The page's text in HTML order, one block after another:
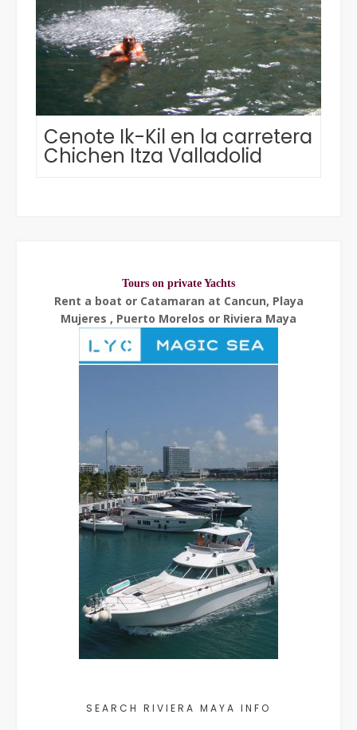
Cenote Ik-Kil en la carretera
Chichen Itza Valladolid
Tours on private Yachts
Rent a boat or Catamaran at Cancun, Playa
Mujeres , Puerto Morelos or Riviera Maya
SEARCH RIVIERA MAYA INFO